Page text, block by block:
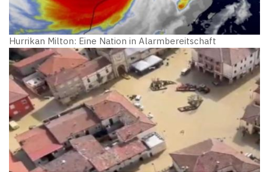
Hurrikan Milton: Eine Nation in Alarmbereitschaft